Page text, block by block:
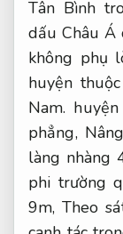
Tân Bình
dấu Châu Á
không phụ
huyện
Nam.
phẳng,
làng nhàng
phi trường
9m,Theo